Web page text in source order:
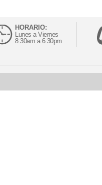
HORARIO:
Lunes a Viernes
8:30am a 6:30pm